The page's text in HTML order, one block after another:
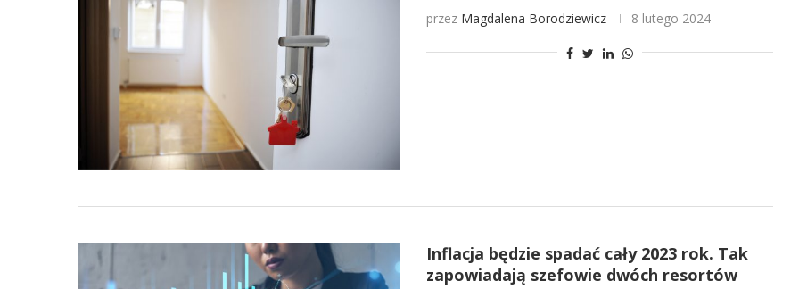
przez Magdalena Borodziewicz 8 lutego 2024
Inflacja będzie spadać cały 2023 rok. Tak
zapowiadają szefowie dwóch resortów